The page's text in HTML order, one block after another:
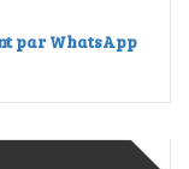
par WhatsApp